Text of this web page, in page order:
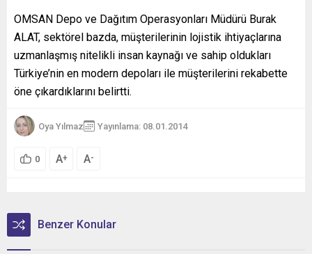
OMSAN Depo ve Dağıtım Operasyonları Müdürü Burak
ALAT, sektörel bazda, müşterilerinin lojistik ihtiyaçlarına
uzmanlaşmış nitelikli insan kaynağı ve sahip oldukları
Türkiye’nin en modern depoları ile müşterilerini rekabette
öne çıkardıklarını belirtti.
Oya Yılmaz Yayınlama: 08.01.2014
0 A+ A-
Benzer Konular